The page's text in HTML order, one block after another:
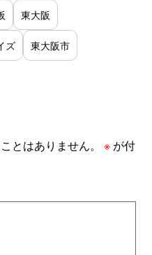
東大阪
ズ 東大阪市
とはありません。 ※ が付